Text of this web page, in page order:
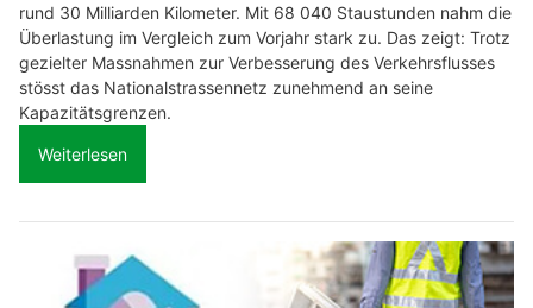
rund 30 Milliarden Kilometer. Mit 68 040 Staustunden nahm die
Überlastung im Vergleich zum Vorjahr stark zu. Das zeigt: Trotz
gezielter Massnahmen zur Verbesserung des Verkehrsflusses
stösst das Nationalstrassennetz zunehmend an seine
Kapazitätsgrenzen.
Weiterlesen